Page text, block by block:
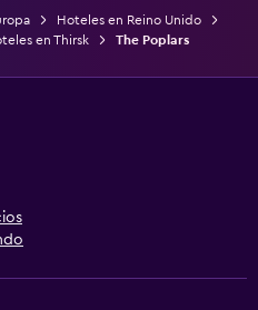
Hoteles en Reino Unido
en Thirsk The Poplars